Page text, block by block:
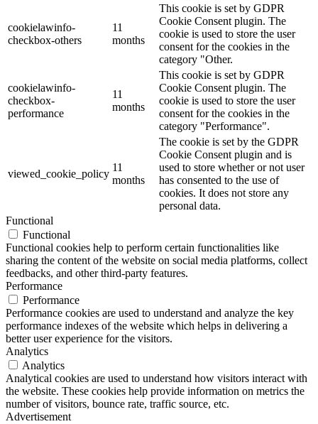
cookielawinfo-
checkbox-others
11
months
This cookie is set by GDPR
Cookie Consent plugin. The
cookie is used to store the user
consent for the cookies in the
category "Other.
cookielawinfo-
checkbox-
performance
11
months
This cookie is set by GDPR
Cookie Consent plugin. The
cookie is used to store the user
consent for the cookies in the
category "Performance".
viewed_cookie_policy
11
months
The cookie is set by the GDPR
Cookie Consent plugin and is
used to store whether or not user
has consented to the use of
cookies. It does not store any
personal data.
Functional
Functional
Functional cookies help to perform certain functionalities like
sharing the content of the website on social media platforms, collect
feedbacks, and other third-party features.
Performance
Performance
Performance cookies are used to understand and analyze the key
performance indexes of the website which helps in delivering a
better user experience for the visitors.
Analytics
Analytics
Analytical cookies are used to understand how visitors interact with
the website. These cookies help provide information on metrics the
number of visitors, bounce rate, traffic source, etc.
Advertisement